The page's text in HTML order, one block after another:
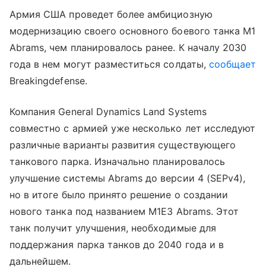
Армия США проведет более амбициозную
модернизацию своего основного боевого танка M1
Abrams, чем планировалось ранее. К началу 2030
года в нем могут разместиться солдаты, сообщает
Breakingdefense.
Компания General Dynamics Land Systems
совместно с армией уже несколько лет исследуют
различные варианты развития существующего
танкового парка. Изначально планировалось
улучшение системы Abrams до версии 4 (SEPv4),
но в итоге было принято решение о создании
нового танка под названием M1E3 Abrams. Этот
танк получит улучшения, необходимые для
поддержания парка танков до 2040 года и в
дальнейшем.